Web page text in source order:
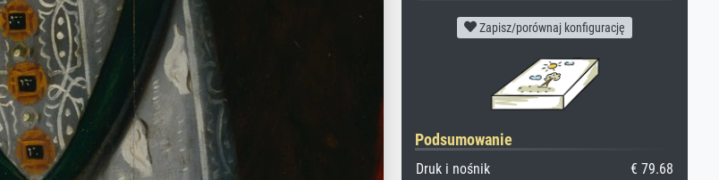
Zapisz/porównaj konfigurację
Podsumowanie
Druk i nośnik
€ 79.68